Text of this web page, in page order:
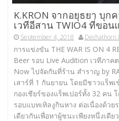
K.KRON จากอยุธยา บุก
เวทีอีสาน TWIO4 ที่ขอน
September 4, 2018 Dechathorn
การแข่งขัน THE WAR IS ON 4
Beer รอบ Live Audition เวทีภาค
Now ไปจัดกันที่ร้าน สำราญ by
เสาร์ที่ 1 กันยายน โดยมีชาวแร็พ
กองเชียร์ของแร็พเปอร์ทั้ง 32 คน
รอบแบทเทิลงูกินหาง ต่อเนื่องด้วย
เดียวกันเพื่อหาผู้ชนะเพียงหนึ่งเดีย